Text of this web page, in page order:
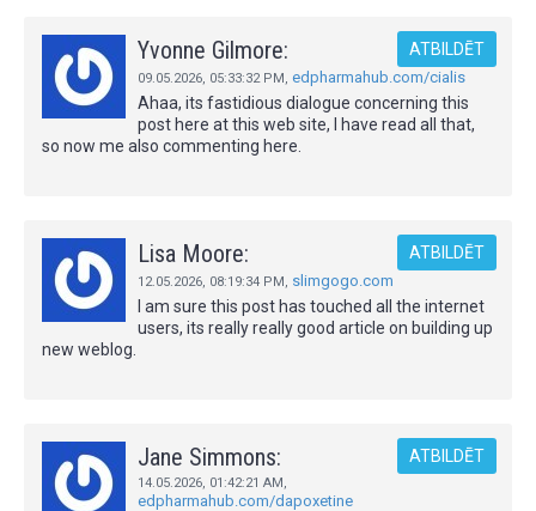
Yvonne Gilmore:
09.05.2026, 05:33:32 PM, edpharmahub.com/cialis
ATBILDĒT
Ahaa, its fastidious dialogue concerning this
post here at this web site, I have read all that,
so now me also commenting here.
Lisa Moore:
12.05.2026, 08:19:34 PM, slimgogo.com
ATBILDĒT
I am sure this post has touched all the internet
users, its really really good article on building up
new weblog.
Jane Simmons:
14.05.2026, 01:42:21 AM,
edpharmahub.com/dapoxetine
ATBILDĒT